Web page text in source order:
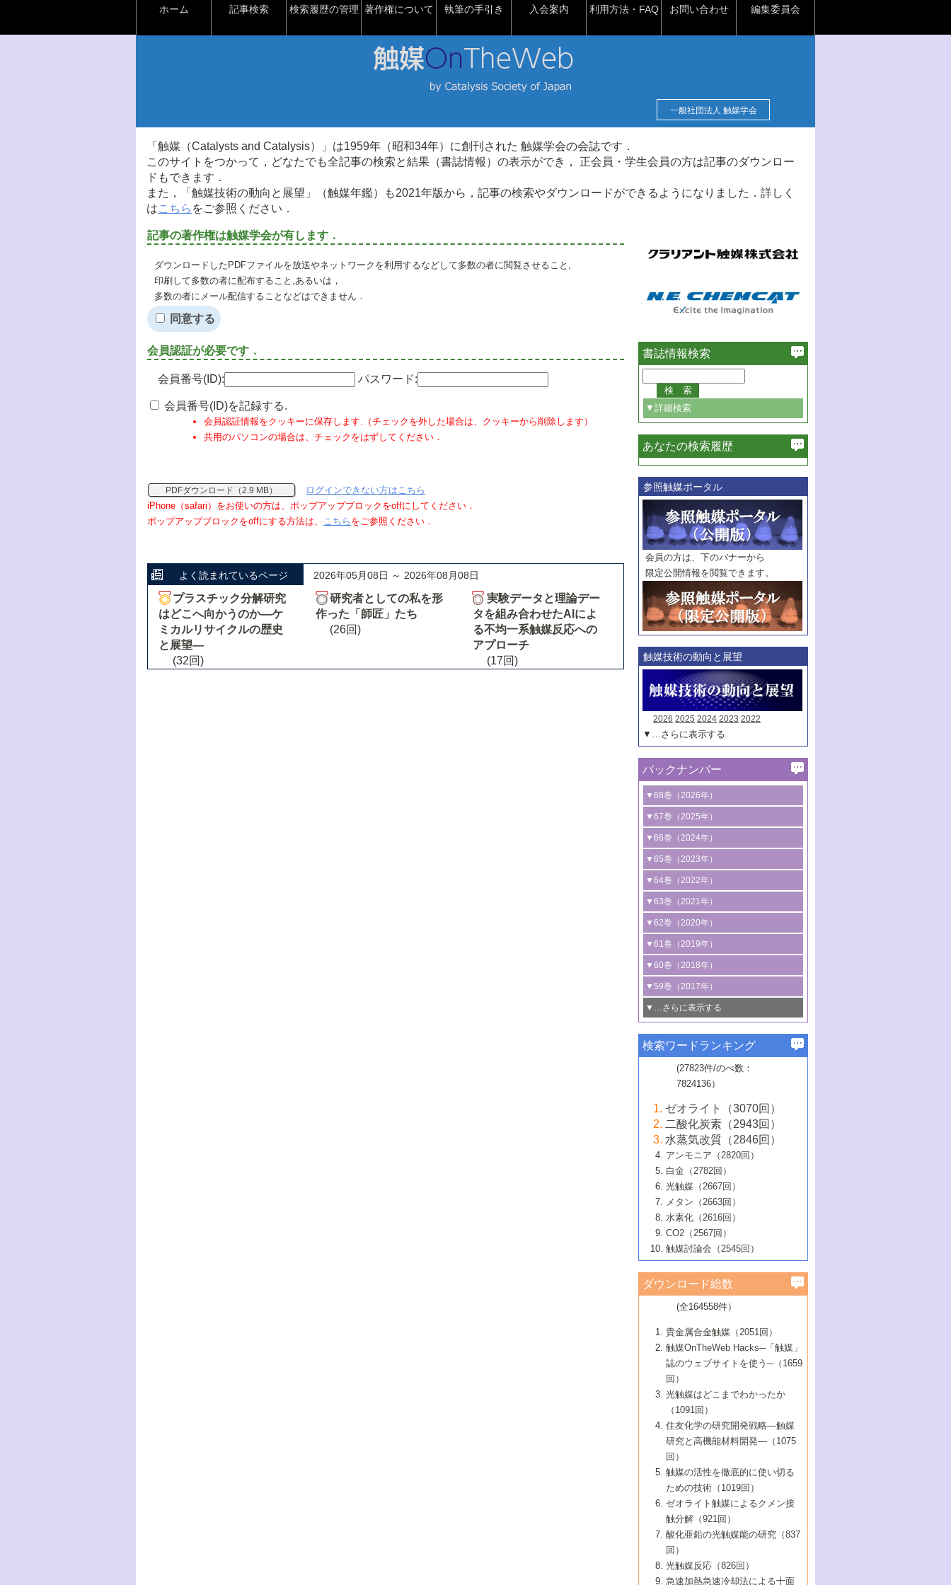
ホーム 記事検索 検索履歴の管理 著作権について 執筆の手引き 入会案内 利用方法・FAQ お問い合わせ 編集委員会
一般社団法人 触媒学会
「触媒（Catalysts and Catalysis）」は1959年（昭和34年）に創刊された 触媒学会の会誌です．
このサイトをつかって，どなたでも全記事の検索と結果（書誌情報）の表示ができ， 正会員・学生会員の方は記事のダウンロー
ドもできます．
また，「触媒技術の動向と展望」（触媒年鑑）も2021年版から，記事の検索やダウンロードができるようになりました．詳しく
はこちら をご参照ください．
記事の著作権は触媒学会が有します．
ダウンロードしたPDFファイルを放送やネットワークを利用するなどして多数の者に閲覧させること,
印刷して多数の者に配布すること,あるいは，
多数の者にメール配信することなどはできません．
同意する
会員認証が必要です．
会員番号(ID): パスワード:
会員番号(ID)を記録する.
会員認証情報をクッキーに保存します.（チェックを外した場合は、クッキーから削除します）
共用のパソコンの場合は、チェックをはずしてください．
PDFダウンロード（2.9 MB）
ログインできない方はこちら
iPhone（safari）をお使いの方は、ポップアップブロックをoffにしてください．
ポップアップブロックをoffにする方法は、 こちら をご参照ください．
よく読まれているページ 2026年05月08日 ～ 2026年08月08日
プラスチック分解研究
はどこへ向かうのか―ケ
ミカルリサイクルの歴史
と展望―
(32回)
研究者としての私を形
作った「師匠」たち
(26回)
実験データと理論デー
タを組み合わせたAIによ
る不均一系触媒反応への
アプローチ
(17回)
書誌情報検索
▼詳細検索
必ず含む
巻・号指定
巻
号
範囲指定
巻
号～
巻
号
触媒年鑑
年度
記事種別
マーク：
マークあり
あなたの検索履歴
参照触媒ポータル
会員の方は、下のバナーから
限定公開情報を閲覧できます。
触媒技術の動向と展望
2026 2025 2024 2023 2022
▼…さらに表示する
バックナンバー
▼68巻（2026年）
1号 過酸化水素合成に関する研究動向
2号 コンピューター技術により加速する
触媒開発
3号 有機分子変換やCO 資源化のための
光触媒に関する最近の研究
B号 第137回触媒討論会（2026年）
▼67巻（2025年）
1号 CO
水素化によるグリーン燃料/グリ
ーンケミカル製造
2号 水素製造のための水分解技術に関す
る最近の研究
3号 オレフィン系樹脂の精密合成に関す
る最新技術
4号 アルコール類の効率的変換を実現す
る非貴金属触媒の研究動向
5号 ゼオライトの合成と応用における研
究動向
6号 ヘテロ接合界面
B号 第135回触媒討論会（2025年）
▼66巻（2024年）
1号 低次元ナノ構造を有する触媒材料
2号 規制反応場を活用した固体触媒研究
の新展開
3号 未踏分子変換を目指した酸化触媒プ
ロセスの最前線
4号 シンクロトロン放射光および中性子
線を利用した触媒解析技術の最先端
5号 単原子触媒
6号 参照触媒委員会からのお知らせ
B号 第133回触媒討論会（2023年）
▼65巻（2023年）
1号 炭素が関わる触媒機能
2号 プラスチックケミカルリサイクルの
ための触媒技術
3号 非酸化物系金属化合物を基盤とした
触媒材料の開発
4号 格子酸素・格子酸素欠陥を利用した
触媒反応
5号 生体触媒によるエネルギー変換反応
6号 窒素とリンの循環のための触媒・機
能性材料
▼64巻（2022年）
1号 合成ガス製造とCOを用いるケミカル
ズ合成の最新動向
2号 化学品合成のための合金触媒開発
3号 CO の排出削減および有効活用のた
めの触媒技術
4号 若手による情報発信企画～とびたて
若き触媒の研究者たち～（1）
若き触媒の研究者たち～（2）
6号 石油のノーブル・ユースを志向した
触媒技術
大学：オンライン・対面開催）
▼63巻（2021年）
1号 金触媒の新展開
2号 ペロブスカイト
3号 特殊反応場を利用した触媒的分子変
換反応
4号 多孔質材料を用いた触媒の新展開
5号 情報学的手法を用いた触媒開発
6号 カーボンニュートラルに向けた電解
技術
B号 第127回触媒討論会（2021年・オン
ライン開催(Zoom)のみ）
▼62巻（2020年）
1号 触媒設計を拓く欠陥構造のキャラク
タリゼーション
2号 機能化学品製造に資するクリーンな
触媒的酸化反応
3号 水処理のための触媒化学
4号 光触媒を用いた水分解の最新の研究
動向
5号 次世代の触媒プロセスを支えるマイ
6号 メタン転換技術の最新動向
B号 第125回触媒討論会（2020年・工学
院大学）
▼61巻（2019年）
1号 物質移動制御に着目した触媒プロセ
ス開発
2号 CO2 フリー水素サプライチェーンに
関わる触媒開発動向
3号 精密高分子合成に関する最近の研究
動向
4号 バイオマス化成品製造のための触媒
5号 固体触媒による含窒素有機化合物変
換の最前線
6号 貴金属使用量低減に向けた自動車排
ガス浄化触媒の開発
B号 第123回触媒討論会（2019年・大阪
▼60巻（2018年）
1号 固体酸触媒の最新の研究動向
2号 二酸化炭素からの有用化学品合成
3号 ナノ粒子・クラスター触媒の最前線
4号 60周年記念企画
5号 進化するゼオライト合成技術
6号 非貴金属系触媒における電気化学的
B号 第121回触媒討論会（2018年・東京
大学）
▼59巻（2017年）
1号 いたるところに，触媒
最先端技術
3号 無機分離膜材料の開発と触媒反応プ
ロセスへの適用
5号 水素のふるまいを解き明かす最先端
研究
6号 低級アルカンの有効利用のための触
媒技術
B号 第119回触媒討論会（2017年・首都
大学東京）
▼…さらに表示する
1号 ユニークな構造の高分子を生み出す触
2号 リグニンからの化成品製造に向けた触
媒技術
3号 触媒研究の最先端～とびたて若き研究
者たち～（1）
4号 触媒研究の最先端～とびたて若き研究
者たち～（2）
5号 触媒研究の最先端～とびたて若き研究
者たち～（3）
6号 イオニクス材料と燃料電池・電解合成
の最新の研究動向
B号 第117回触媒討論会（2016年・大阪府
立大学）
▼57巻（2015年）
1号 水素キャリアにかかわる触媒技術の新
2号 石油精製用触媒の最近の進展
3号 固体酸化物形燃料電池（SOFC）におけ
るアノード触媒上での燃料直接改質技術
4号 コアシェル構造の制御による触媒機能
5号 工業触媒およびその周辺技術の最近の
進歩
6号 ナノシート
B号 第115回触媒討論会（2015年・成蹊大
▼56巻（2014年）
2号 光触媒反応機構に関する最新の研究動
向
開発動向
4号 人工光合成に向けた近年のアプローチ
5号 未利用熱エネルギーの有効活用に貢献
する触媒技術
6号 ポリオキソメタレート
B号 第113回触媒討論会（2014年・ロワジ
ールホテル豊橋）
1号 高耐久性燃料電池システム用触媒にお
ける新展開
2号 リビングラジカル重合の最近の動向
3号 天然ガスの化学工業的展開に関する触
媒技術
4号 貴金属触媒の精密構造制御とその活用
5号 バイオマス化成品製造のための固体触
6号 ナノ空間─吸着状態解析から新機能開拓
B号 第111回触媒討論会（2013年・関西大
▼54巻（2012年）
1号 規則性多孔体の利用技術における最近
の進歩
2号 第109回触媒討論会
3号 貴金属低減技術の最新動向
4号 貴金属代替技術の最新動向
5号 光触媒による物質変換反応の新展開
6号 グラフェン
7号 水素を利用する化成品合成の新潮流
▼53巻（2011年）
1号 金属学から見る合金触媒の新展開
2号 第107回触媒討論会
3号 触媒のその場観察法の進歩（１）
4号 触媒のその場観察法の進歩（２）
5号 不活性結合の触媒的活性化による有機
合成
6号 新しい固体酸触媒技術
7号 ゼオライト合成における最近の進歩
▼52巻（2010年）
1号 触媒の劣化対策と長寿命触媒開発
2号 第105回触媒討論会
3号 ナノ構造が拓く新機能
4号 活性サイトおよびその環境の精密な設
計による触媒の高機能化
5号 触媒を有効に使うための技術
7号 有機分子触媒による精密有機合成
8号 高機能化ポリオレフィンに向けた重合
触媒の最近の進展
1号 炭素材料－熱い注目を集める材料－
2号 第103回触媒討論会
3号 環境浄化用光触媒の現状と課題
4号 水素社会の実現に向けた水素製造・貯
蔵技術の進歩
5号 CO2が関わる触媒・材料
7号 持続可能社会実現のための触媒および
触媒関連技術
▼50巻（2008年）
1号 触媒化学と学会のこの10年，半世紀，
そして未来
2号 第101回触媒討論会
4号 錯体を利用したユニークな表面構造の
構築と機能
5号 若手会員による触媒研究の未来展望1：
企業編
6号 第102回触媒討論会
7号 触媒・化学反応における計算化学の進
8号 若手研究者による触媒研究の未来展望
2：大学・研究所編
▼49巻（2007年）
1号 含フッ素化合物の合成と触媒
2号 第99回触媒討論会
3号 実用的ファインケミカル合成プロセス
を実現する触媒
5号 こんな物質，あんな物質―新たな触媒
の可能性―
7号 『結晶の化学』を活かした触媒研究
8号 イオン液体の応用
▼48巻（2006年）
1号 固体酸触媒の最近の進歩
2号 第97回触媒討論会
3号 リビング重合触媒の最近の展開
5号 水素製造・貯蔵のための触媒技術の新
しい展開
6号 第98回触媒討論会
7号 基礎化学品製造の触媒技術
8号 多機能型リアクター
1号 最近の触媒担体とその効果
2号 第95回触媒討論会
4号 水分解用光触媒材料
5号 時間分解分光の進歩と応用
6号 第96回触媒討論会
8号 超臨界流体を用いた化学プロセスの新
▼46巻（2004年）
1号 部分酸化反応触媒の最前線
2号 第93回触媒討論会
3号 特殊エネルギー場の触媒反応
4号 生体内における金属の触媒作用
5号 ファインケミカルズの展開に寄与する
6号 第94回触媒討論会
7号 サブナノレベルでみた新しい表面現象
8号 オレフィン重合触媒の新たな展
▼45巻（2003年）
1号 なぜこの触媒が良いのか？
2号 第91回触媒討論会
3号 最近の自動車排ガス処理技術
4号 触媒研究の現状と将来─第90回触媒討論
5号 基礎化学品製造の触媒技術
6号 第92回触媒討論会
7号 基礎化学品製造の触媒技術
8号 資源の循環と触媒技術
▼44巻（2002年）
1号 高次制御された触媒の化学
2号 第89回触媒討論会
3号 触媒を利用した電気化学の新展開
4号 ナノ材料の調製と機能化
5号 こんな触媒が欲しい
6号 第90回触媒討論会
7号 触媒研究と学術雑誌/情報
8号 若い世代からみた触媒化学の現状と未
▼43巻（2001年）
1号 グリーンケミストリーと触媒
2号 第87回触媒討論会特集号
3号 生体触媒とバイオプロセス
4号 水素製造・利用の触媒化学
5号 触媒研究における新しい切り口：コン
ビナトリアルケミストリー
6号 第88回触媒討論会特集号
7号 企業における触媒研究のブレークスル
8号 この材料を触媒として使ってみません
▼42巻（2000年）
1号 触媒反応工学の明日を拓く
2号 第85回触媒討論会
3号 反応ダイナミクス
5号 触媒のおもしろさをどのように伝える
6号 第86回触媒討論会
7号 水素化精製触媒の新しい展開
8号 新しい反応性と機能性を目指した金属
クラスタ-化学
▼41巻（1999年）
1号 孔、穴、あな?-特異な空間とその利用-
2号 第83回触媒討論会
3号 均一系触媒反応最前線
4号 実用炭素材料の新展開
5号 研究の方法論を考える
7号 機能性金属材料と触媒
8号 触媒研究へのNMRの応用と展望
▼40巻（1998年）
進展と21世紀への提言/創立40周年記念・触
媒学会この10年の歩みとこれから/創立40周
2号 第81回触媒討論会
3号 計算機触媒化学へのさそい
4号 触媒劣化の制御と予測
5号 最新の実用プロセスと触媒
6号 第82回触媒討論会
1号 均一系と不均一系触媒反応-その特徴と
接点
2号 第79回触媒討論会
3号 最新NO除去触媒の実用化研究
4号 新しい反応場を目指した触媒調製
5号 反応・分離技術の新しい展開
6号 第80回触媒討論会
▼38巻（1996年）
1号 触媒の構造と触媒作用/C1化学を中心と
する21世紀への触媒
3号 オリンピックメダル:金・銀・銅はどん
な触媒作用を示すか
4号 触媒作用における機能の複合化
▼37巻（1995年）
1号 ファインケミカルズと固体触媒
2号 第75回触媒討論会
3号 希土類を利用した触媒
4号 触媒とリサイクル
5号 エネルギー変換触媒
▼36巻（1994年）
1号 電気化学と触媒
2号 第73回触媒討論会
3号 C4化学の展開
4号 《通常号》
▼35巻（1993年）
1号 工業触媒開発マニュアル―探索から工
業化まで
2号 第71回触媒討論会
▼34巻（1992年）
1号 インパクトを与えたこの研究
2号 第69回触媒討論会
▼33巻（1991年）
1号 触媒プロセス開発マニュアル―探索か
▼32巻（1990年）
検索ワードランキング
(27823件/のべ数：
7824136）
ゼオライト（3070回）
二酸化炭素（2943回）
水蒸気改質（2846回）
アンモニア（2820回）
白金（2782回）
光触媒（2667回）
メタン（2663回）
水素化（2616回）
CO2（2567回）
触媒討論会（2545回）
ダウンロード総数
(全164558件）
貴金属合金触媒（2051回）
触媒OnTheWeb Hacks─「触媒」
誌のウェブサイトを使う─（1659
回）
光触媒はどこまでわかったか
（1091回）
住友化学の研究開発戦略―触媒
研究と高機能材料開発―（1075
回）
触媒の活性を徹底的に使い切る
ための技術（1019回）
ゼオライト触媒によるクメン接
触分解（921回）
酸化亜鉛の光触媒能の研究（837
回）
光触媒反応（826回）
急速加熱急速冷却法による十面